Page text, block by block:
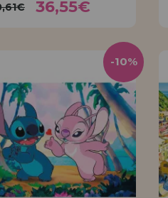
36,55€
-10%